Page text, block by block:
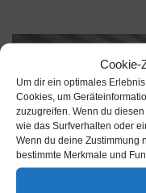
Cookie-
Um dir ein optimales
Cookies, um
zuzugreifen. Wenn du
wie das Surfverhalten oder
Wenn du deine Zustimmung
bestimmte Merkmale und